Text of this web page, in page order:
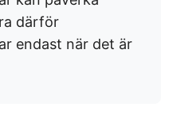
därför
endast när det är